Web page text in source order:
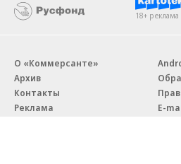
18+ реклама
О «Коммерсанте»
Архив
Контакты
Реклама
E-